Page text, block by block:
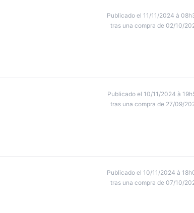
Publicado el 11/11/2024 à
tras una compra de 02/10/
Publicado el 10/11/2024 à
tras una compra de 27/09/
Publicado el 10/11/2024 à
tras una compra de 07/10/